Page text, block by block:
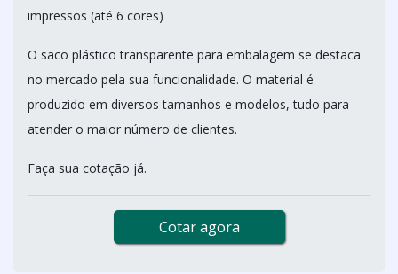
impressos (até 6 cores)
O saco plástico transparente para embalagem se destaca
no mercado pela sua funcionalidade. O material é
produzido em diversos tamanhos e modelos, tudo para
atender o maior número de clientes.
Faça sua cotação já.
Cotar agora